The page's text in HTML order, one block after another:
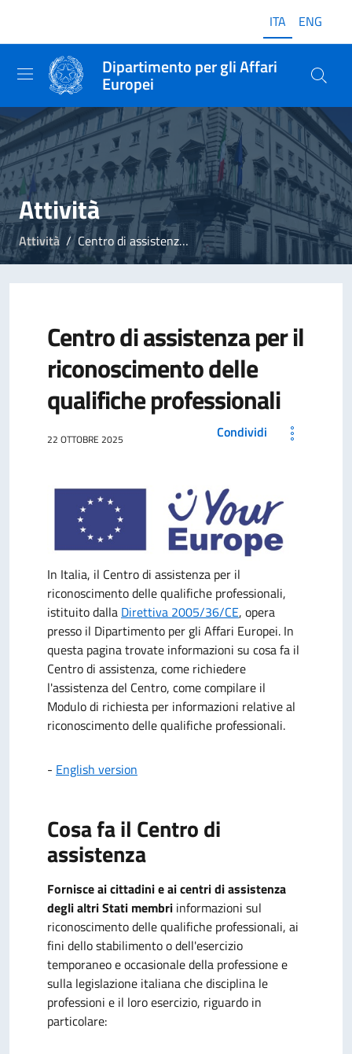
ITA ENG
Dipartimento per gli Affari
Europei
Attività
Attività Centro di assistenza per il riconoscimento delle qualifiche professionali
Centro di assistenza per il
riconoscimento delle
qualifiche professionali
22 OTTOBRE 2025 Condividi
In Italia, il Centro di assistenza per il
riconoscimento delle qualifiche professionali,
istituito dalla Direttiva 2005/36/CE, opera
presso il Dipartimento per gli Affari Europei. In
questa pagina trovate informazioni su cosa fa il
Centro di assistenza, come richiedere
l'assistenza del Centro, come compilare il
Modulo di richiesta per informazioni relative al
riconoscimento delle qualifiche professionali.
- English version
Cosa fa il Centro di
assistenza
Fornisce ai cittadini e ai centri di assistenza
degli altri Stati membri informazioni sul
riconoscimentodelle qualifiche professionali, ai
fini dello stabilimento o dell'esercizio
temporaneo e occasionale della professione e
sulla legislazione italiana che disciplina le
professioni e il loro esercizio, riguardo in
particolare: